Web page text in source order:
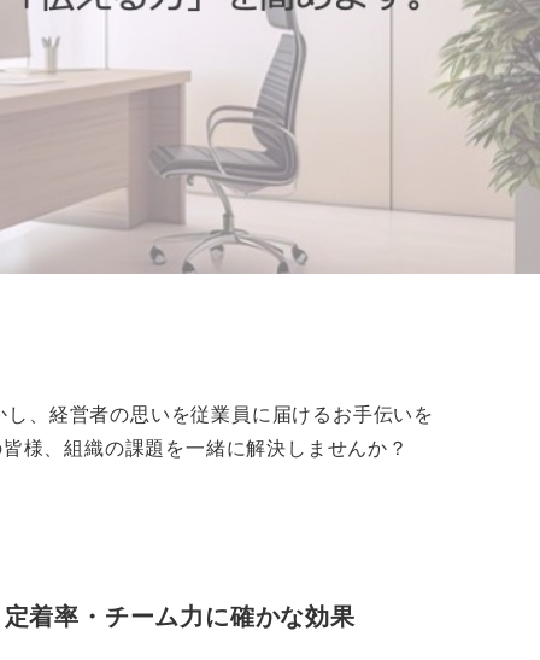
、経営者の思いを従業員に届けるお手伝いを
様、組織の課題を一緒に解決しませんか？
着率・チーム力に確かな効果